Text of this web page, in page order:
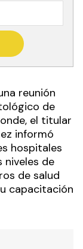
reunión
de
el titular
informó
hospitales
de
de salud
capacitación